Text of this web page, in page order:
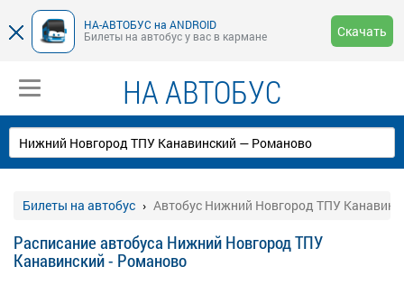
НА-АВТОБУС на ANDROID
Билеты на автобус у вас в кармане
Скачать
НА АВТОБУС
Билеты на автобус Автобус Нижний Новгород ТПУ
Расписание автобуса Нижний Новгород ТПУ
Канавинский - Романово